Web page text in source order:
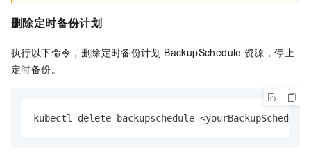
删除定时备份计划
执行以下命令，删除定时备份计划 BackupSchedule 资源，停止
定时备份。
kubectl delete backupschedule